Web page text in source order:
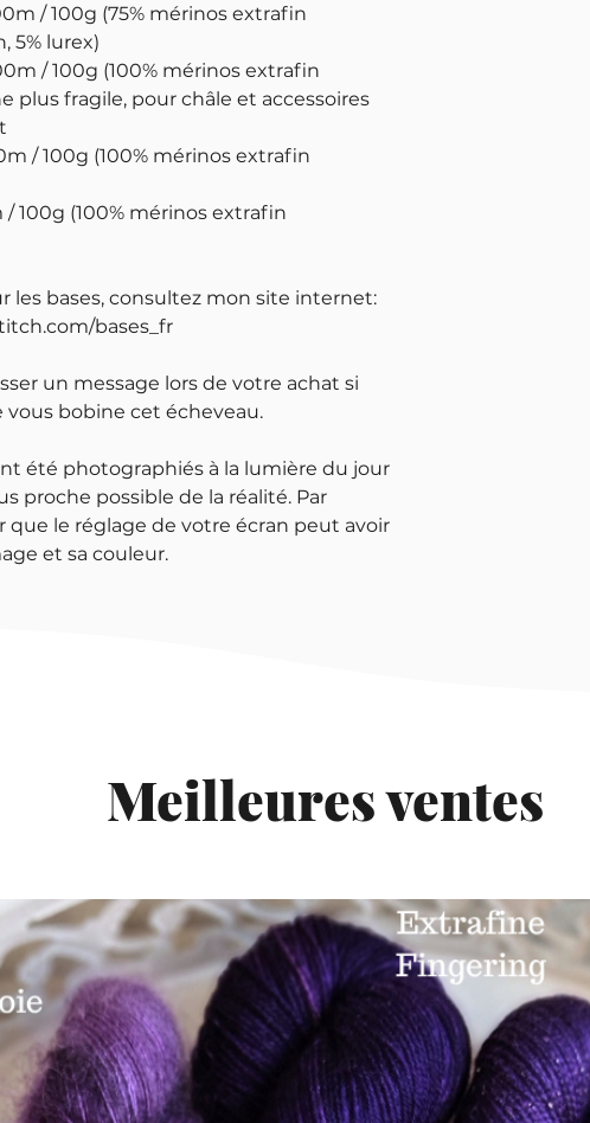
/ 100g (75% mérinos extrafin
5% lurex)
/ 100g (100% mérinos extrafin
plus fragile, pour châle et accessoires
/ 100g (100% mérinos extrafin
100g (100% mérinos extrafin
les bases, consultez mon site internet:
bases_fr
un message lors de votre achat si
vous bobine cet écheveau.
été photographiés à la lumière du jour
proche possible de la réalité. Par
le réglage de votre écran peut avoir
et sa couleur.
Meilleures ventes